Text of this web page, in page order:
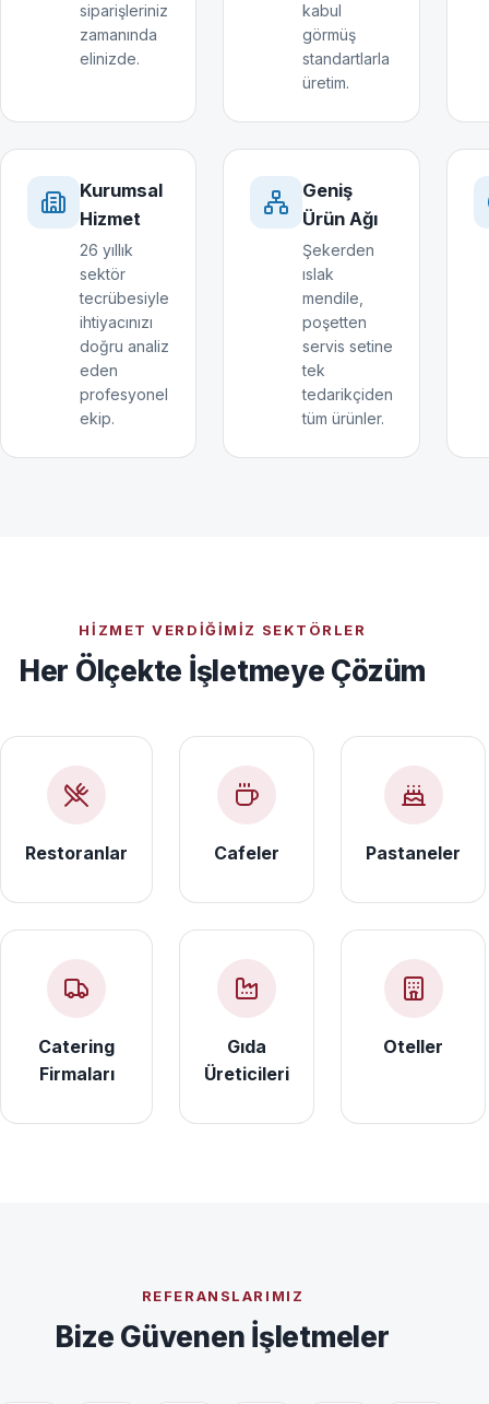
siparişleriniz
zamanında
elinizde.
kabul
görmüş
standartlarla
üretim.
Kurumsal
Hizmet
26 yıllık
sektör
tecrübesiyle
ihtiyacınızı
doğru analiz
eden
profesyonel
ekip.
Geniş
Ürün Ağı
Şekerden
ıslak
mendile,
poşetten
servis setine
tek
tedarikçiden
tüm ürünler.
HIZMET VERDIĞIMIZ SEKTÖRLER
Her Ölçekte İşletmeye Çözüm
Restoranlar Cafeler Pastaneler
Catering
Firmaları
Gıda
Üreticileri
Oteller
REFERANSLARIMIZ
Bize Güvenen İşletmeler